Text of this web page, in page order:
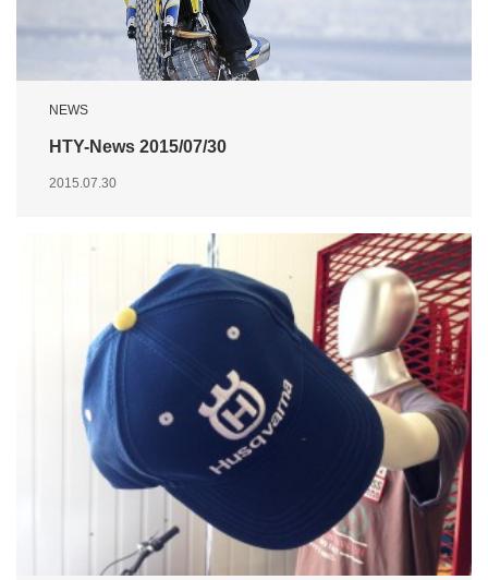
NEWS
HTY-News 2015/07/30
2015.07.30